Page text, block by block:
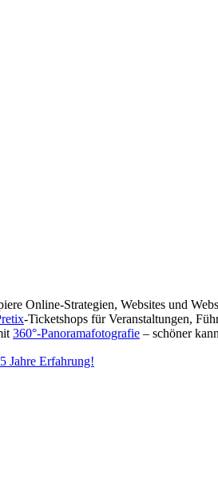
Online-Strategien, Websites und
-Ticketshops für Veranstaltungen,
360°-Panoramafotografie – schöner